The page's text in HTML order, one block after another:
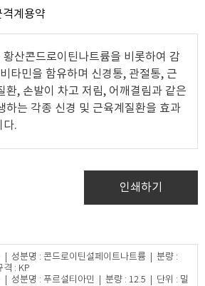
격계용약
산콘드로이틴나트륨을 비롯하여 감
타민을 함유하며 신경통, 관절통, 근
환, 손발이 차고 저림, 어깨결림과 같은
하는 각종 신경 및 근육계질환을 효과
다.
인쇄하기
| 성분명 : 콘드로이틴설페이트나트륨 | 분량 :
: KP
| 성분명 : 푸르설티아민 | 분량 : 12.5 | 단위 : 밀